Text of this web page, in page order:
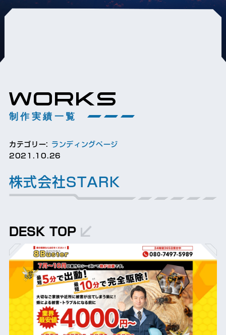
WORKS
制作実績一覧
カテゴリー:
ランディングページ
2021.10.26
株式会社STARK
DESK TOP